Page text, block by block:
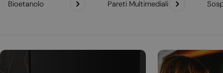
Bioetanolo Pareti Multimediali